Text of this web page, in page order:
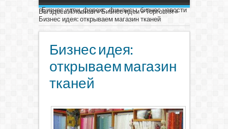
Бизнес идеи, форекс, финансы, бизнес новости
Вы здесь:Главная»Бизнес идеи»Торговля»
Бизнес идея: открываем магазин тканей
Бизнес идея:
открываем магазин
тканей